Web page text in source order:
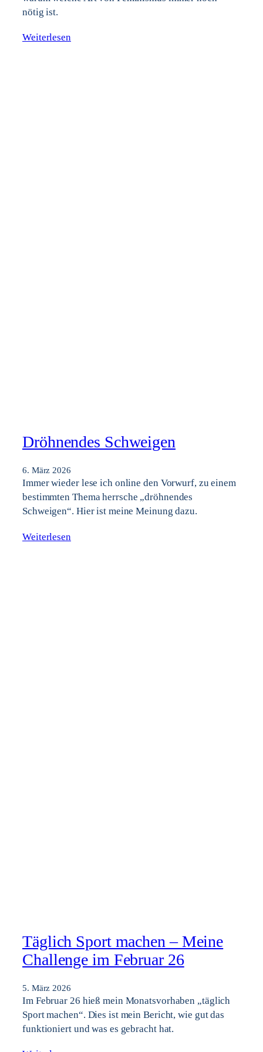
nötig ist.
Weiterlesen
Dröhnendes Schweigen
6. März 2026
Immer wieder lese ich online den Vorwurf, zu einem
bestimmten Thema herrsche „dröhnendes
Schweigen“. Hier ist meine Meinung dazu.
Weiterlesen
Täglich Sport machen – Meine
Challenge im Februar 26
5. März 2026
Im Februar 26 hieß mein Monatsvorhaben „täglich
Sport machen“. Dies ist mein Bericht, wie gut das
funktioniert und was es gebracht hat.